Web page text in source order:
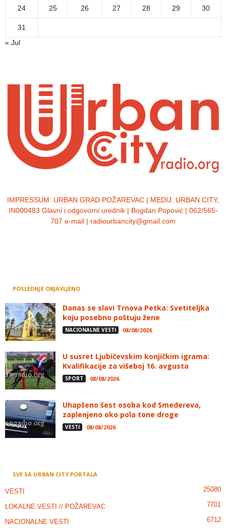
24 25 26 27 28 29 30
31
« Jul
IMPRESSUM: URBAN GRAD POŽAREVAC | MEDIJ: URBAN CITY,
IN000483 Glavni i odgovorni urednik | Bogdan Popović | 062/565-
707 e-mail | radiourbancity@gmail.com
POSLEDNJE OBJAVLJENO
Danas se slavi Trnova Petka: Svetiteljka
koju posebno poštuju žene
NACIONALNE VESTI 08/08/2026
U susret Ljubičevskim konjičkim igrama:
Kvalifikacije za višeboj 16. avgusta
SPORT 08/08/2026
Uhapšeno šest osoba kod Smedereva,
zaplenjeno oko pola tone droge
VESTI 08/08/2026
SVE SA URBAN CITY PORTALA
VESTI 25080
LOKALNE VESTI // POŽAREVAC 7701
NACIONALNE VESTI 6712